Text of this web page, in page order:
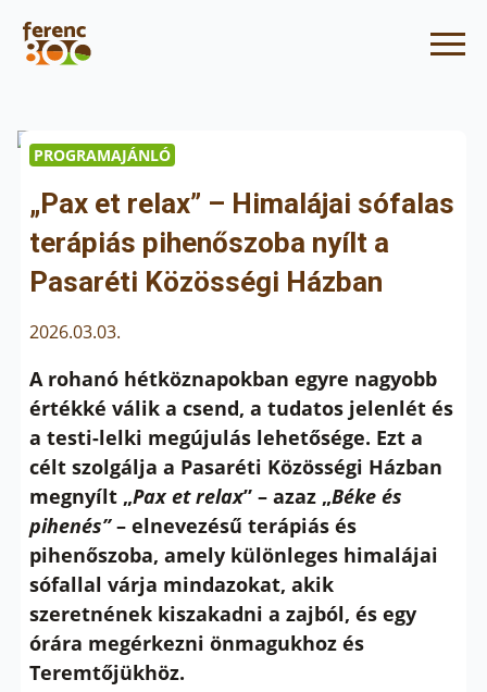
PROGRAMAJÁNLÓ
„Pax et relax” – Himalájai sófalas
terápiás pihenőszoba nyílt a
Pasaréti Közösségi Házban
2026.03.03.
A rohanó hétköznapokban egyre nagyobb
értékké válik a csend, a tudatos jelenlét és
a testi-lelki megújulás lehetősége. Ezt a
célt szolgálja a Pasaréti Közösségi Házban
megnyílt „Pax et relax” – azaz „Béke és
pihenés”– elnevezésű terápiás és
pihenőszoba, amely különleges himalájai
sófallal várja mindazokat, akik
szeretnének kiszakadni a zajból, és egy
órára megérkezni önmagukhoz és
Teremtőjükhöz.